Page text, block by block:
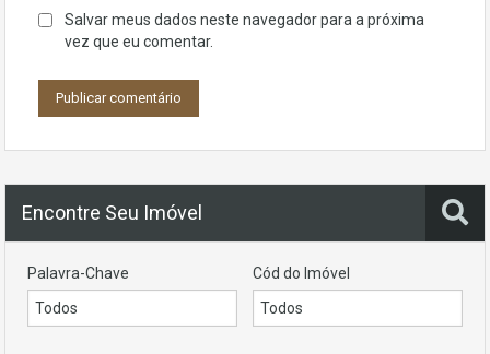
Salvar meus dados neste navegador para a próxima
vez que eu comentar.
Encontre Seu Imóvel
Palavra-Chave Cód do Imóvel